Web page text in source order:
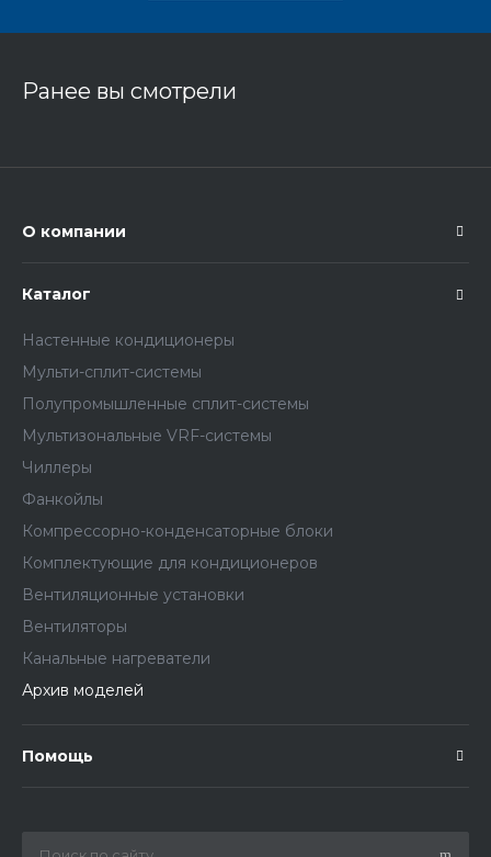
Ранее вы смотрели
О компании
Каталог
Настенные кондиционеры
Мульти-сплит-системы
Полупромышленные сплит-системы
Мультизональные VRF-системы
Чиллеры
Фанкойлы
Компрессорно-конденсаторные блоки
Комплектующие для кондиционеров
Вентиляционные установки
Вентиляторы
Канальные нагреватели
Архив моделей
Помощь